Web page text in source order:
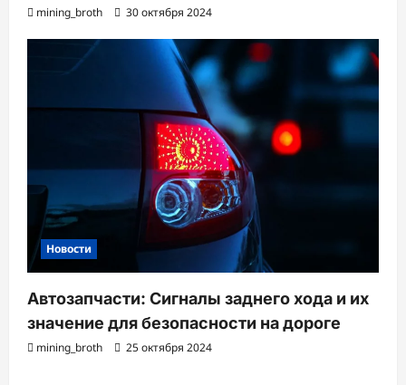
mining_broth 30 октября 2024
Новости
Автозапчасти: Сигналы заднего хода и их
значение для безопасности на дороге
mining_broth 25 октября 2024